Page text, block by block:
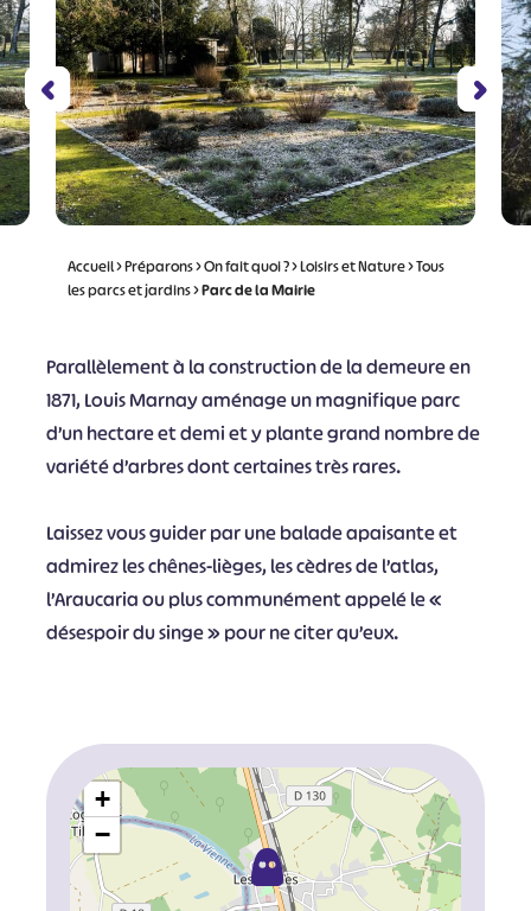
Accueil>Préparons>On fait quoi ?>Loisirs et Nature>Tous
les parcs et jardins>Parc de la Mairie
Parallèlement à la construction de la demeure en
1871, Louis Marnay aménage un magnifique parc
d’un hectare et demi et y plante grand nombre de
variété d’arbres dont certaines très rares.
Laissez vous guider par une balade apaisante et
admirez les chênes-lièges, les cèdres de l’atlas,
l’Araucaria ou plus communément appelé le «
désespoir du singe » pour ne citer qu’eux.
+
−